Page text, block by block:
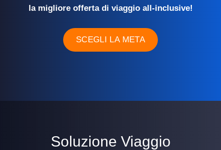
la migliore offerta di viaggio all-inclusive!
SCEGLI LA META
Soluzione Viaggio